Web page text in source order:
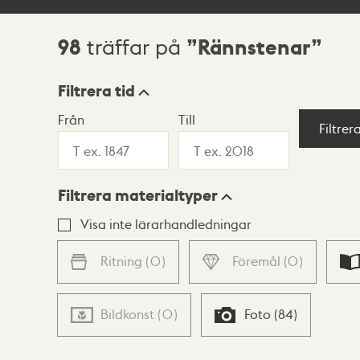
Sökresultat
98 träffar på Rännstenar
Visningsläge
Lista Karta
Filtrera tid
Från Till
Filtrera materialtyper
Visa inte lärarhandledningar
Ritning (0) Föremål (0)
Bildkonst (0) Foto (84)